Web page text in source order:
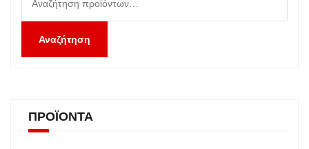
για:
Αναζήτηση
ΠΡΟΪΌΝΤΑ